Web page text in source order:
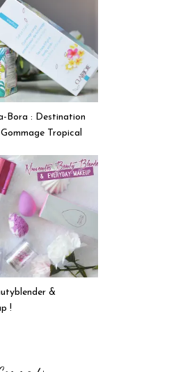
Bora : Destination
Tropical
&
!